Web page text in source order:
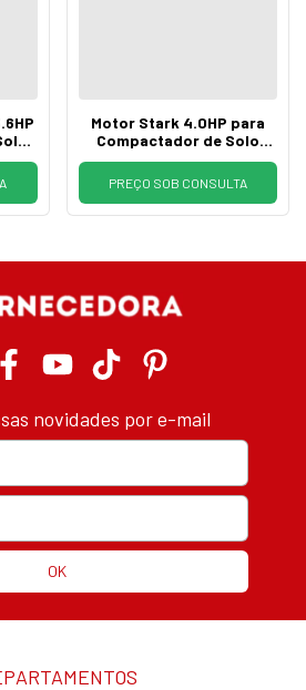
Motor Stark 4.0HP para
Compactador de Solo
CS68 e BS50
PREÇO SOB CONSULTA
novidades por e-mail